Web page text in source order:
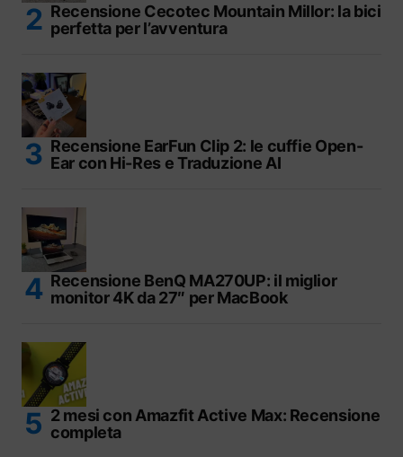
Recensione Cecotec Mountain Millor: la bici
perfetta per l’avventura
Recensione EarFun Clip 2: le cuffie Open-
Ear con Hi-Res e Traduzione AI
Recensione BenQ MA270UP: il miglior
monitor 4K da 27″ per MacBook
2 mesi con Amazfit Active Max: Recensione
completa